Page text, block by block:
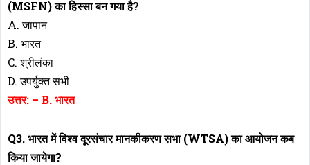
(MSFN) का हिस्सा बन गया है?
A. जापान
B. भारत
C. श्रीलंका
D. उपर्युक्त सभी
उत्तर: – B. भारत
Q3. भारत में विश्व दूरसंचार मानकीकरण सभा (WTSA) का आयोजन कब
किया जायेगा?